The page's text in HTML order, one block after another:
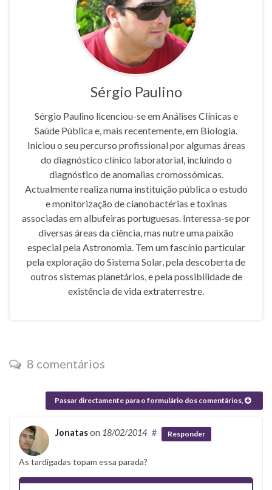
Sérgio Paulino
Sérgio Paulino licenciou-se em Análises Clínicas e
Saúde Pública e, mais recentemente, em Biologia.
Iniciou o seu percurso profissional por algumas áreas
do diagnóstico clínico laboratorial, incluindo o
diagnóstico de anomalias cromossómicas.
Actualmente realiza numa instituição pública o estudo
e monitorização de cianobactérias e toxinas
associadas em albufeiras portuguesas. Interessa-se por
diversas áreas da ciência, mas nutre uma paixão
especial pela Astronomia. Tem um fascínio particular
pela exploração do Sistema Solar, pela descoberta de
outros sistemas planetários, e pela possibilidade de
existência de vida extraterrestre.
8 comentários
Passar directamente para o formulário dos comentários,
Jonatason 18/02/2014 # Responder
As tardigadas topam essa parada?